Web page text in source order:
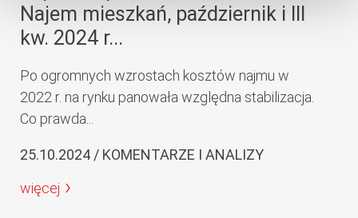
Najem mieszkań, październik i III
kw. 2024 r...
Po ogromnych wzrostach kosztów najmu w
2022 r. na rynku panowała względna stabilizacja.
Co prawda...
25.10.2024 / KOMENTARZE I ANALIZY
więcej